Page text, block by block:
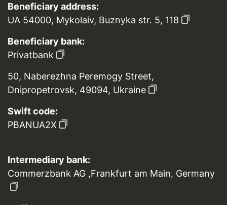
Beneficiary address:
UA 54000, Mykolaiv, Buznyka str. 5, 118
Beneficiary bank:
Privatbank
50, Naberezhna Peremogy Street,
Dnipropetrovsk, 49094, Ukraine
Swift code:
PBANUA2X
Intermediary bank:
Commerzbank AG ,Frankfurt am Main, Germany